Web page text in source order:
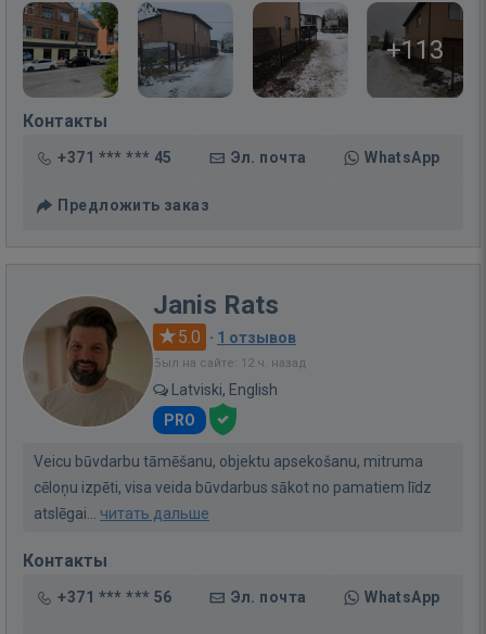
+113
Контакты
+371 *** *** 45 Эл. почта WhatsApp
Предложить заказ
Janis Rats
5.0 · 1 отзывов
Был на сайте: 12 ч. назад
Latviski, English
PRO
Veicu būvdarbu tāmēšanu, objektu apsekošanu, mitruma
cēloņu izpēti, visa veida būvdarbus sākot no pamatiem līdz
atslēgai... читать дальше
Контакты
+371 *** *** 56 Эл. почта WhatsApp